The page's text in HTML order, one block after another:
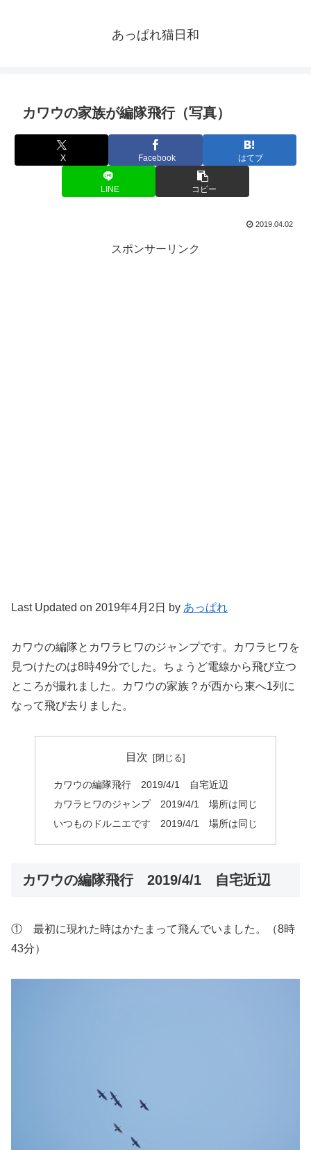
あっぱれ猫日和
カワウの家族が編隊飛行（写真）
X Facebook はてブ
LINE コピー
2019.04.02
スポンサーリンク
Last Updated on 2019年4月2日 by あっぱれ
カワウの編隊とカワラヒワのジャンプです。カワラヒワを
見つけたのは8時49分でした。ちょうど電線から飛び立つ
ところが撮れました。カワウの家族？が西から東へ1列に
なって飛び去りました。
目次
カワウの編隊飛行 2019/4/1 自宅近辺
カワラヒワのジャンプ 2019/4/1 場所は同じ
いつものドルニエです 2019/4/1 場所は同じ
カワウの編隊飛行 2019/4/1 自宅近辺
① 最初に現れた時はかたまって飛んでいました。（8時
43分）